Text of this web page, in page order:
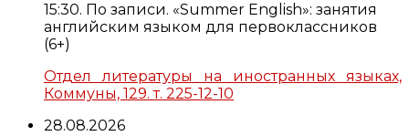
15:30. По записи. «Summer English»: занятия
английским языком для первоклассников
(6+)
Отдел литературы на иностранных языках,
Коммуны, 129. т. 225-12-10
28.08.2026